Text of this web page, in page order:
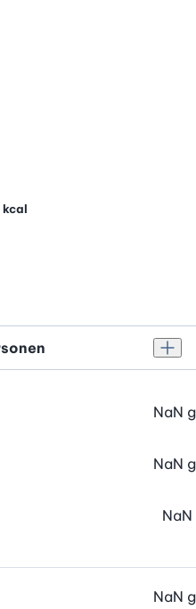
kcal
NaN g
NaN g
NaN
NaN g